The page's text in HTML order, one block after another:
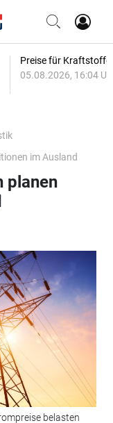
Preise für
05.08.2026, 16:04
im Ausland
planen
belasten